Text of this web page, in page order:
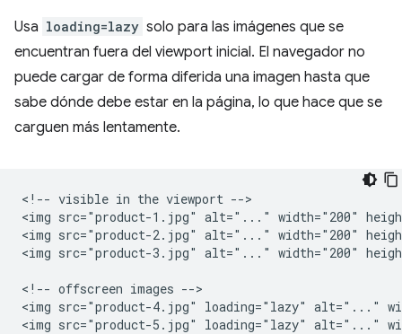
Usa loading=lazy solo para las imágenes que se
encuentran fuera del viewport inicial. El navegador no
puede cargar de forma diferida una imagen hasta que
sabe dónde debe estar en la página, lo que hace que se
carguen más lentamente.
<!-- visible in the viewport -->
<img src="product-1.jpg" alt="..." width="200"
<img src="product-2.jpg" alt="..." width="200"
<img src="product-3.jpg" alt="..." width="200"
<!-- offscreen images -->
<img src="product-4.jpg" loading="lazy" alt="..."
<img src="product-5.jpg" loading="lazy" alt="..."